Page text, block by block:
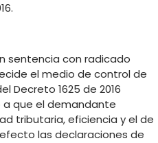
sentencia con radicado
el medio de control de
Decreto 1625 de 2016
a que el demandante
tributaria, eficiencia y el de
las declaraciones de